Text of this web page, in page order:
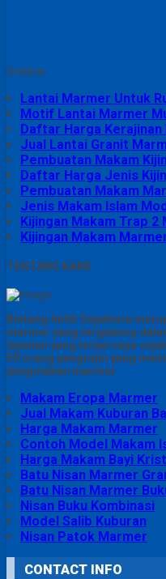
Sidebar
Lantai Marmer Untuk
Motif Lantai Marmer
Daftar Harga
Jual Lantai Granit
Pembuatan Makam
Daftar Harga Jenis
Pembuatan Makam
Jenis Makam Islam
Kijingan Makam Trap 2
Kijingan Makam
TENTANG KAMI
Bintang Antik Sejahtera
marmer yang tergabung
layanan yang terpercaya
50 orang pengrajin yang
pengolahan marmer.
Makam Eropa Marmer
Jual Makam Kuburan
Harga Makam Marmer
Contoh Model Makam
Harga Makam Bayi
Batu Nisan Marmer
Batu Nisan Marmer
Nisan Buku Kombinasi
Model Salib Kuburan
Nisan Patok Marmer
CONTACT INFO